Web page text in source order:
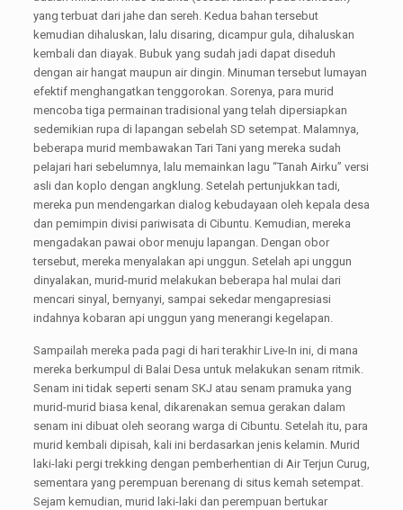
yang terbuat dari jahe dan sereh. Kedua bahan tersebut
kemudian dihaluskan, lalu disaring, dicampur gula, dihaluskan
kembali dan diayak. Bubuk yang sudah jadi dapat diseduh
dengan air hangat maupun air dingin. Minuman tersebut lumayan
efektif menghangatkan tenggorokan. Sorenya, para murid
mencoba tiga permainan tradisional yang telah dipersiapkan
sedemikian rupa di lapangan sebelah SD setempat. Malamnya,
beberapa murid membawakan Tari Tani yang mereka sudah
pelajari hari sebelumnya, lalu memainkan lagu “Tanah Airku” versi
asli dan koplo dengan angklung. Setelah pertunjukkan tadi,
mereka pun mendengarkan dialog kebudayaan oleh kepala desa
dan pemimpin divisi pariwisata di Cibuntu. Kemudian, mereka
mengadakan pawai obor menuju lapangan. Dengan obor
tersebut, mereka menyalakan api unggun. Setelah api unggun
dinyalakan, murid-murid melakukan beberapa hal mulai dari
mencari sinyal, bernyanyi, sampai sekedar mengapresiasi
indahnya kobaran api unggun yang menerangi kegelapan.
Sampailah mereka pada pagi di hari terakhir Live-In ini, di mana
mereka berkumpul di Balai Desa untuk melakukan senam ritmik.
Senam ini tidak seperti senam SKJ atau senam pramuka yang
murid-murid biasa kenal, dikarenakan semua gerakan dalam
senam ini dibuat oleh seorang warga di Cibuntu. Setelah itu, para
murid kembali dipisah, kali ini berdasarkan jenis kelamin. Murid
laki-laki pergi trekking dengan pemberhentian di Air Terjun Curug,
sementara yang perempuan berenang di situs kemah setempat.
Sejam kemudian, murid laki-laki dan perempuan bertukar